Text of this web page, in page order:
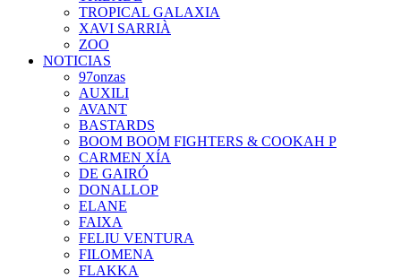
TROPICAL GALAXIA
XAVI SARRIÀ
ZOO
NOTICIAS
97onzas
AUXILI
AVANT
BASTARDS
BOOM BOOM FIGHTERS & COOKAH P
CARMEN XÍA
DE GAIRÓ
DONALLOP
ELANE
FAIXA
FELIU VENTURA
FILOMENA
FLAKKA